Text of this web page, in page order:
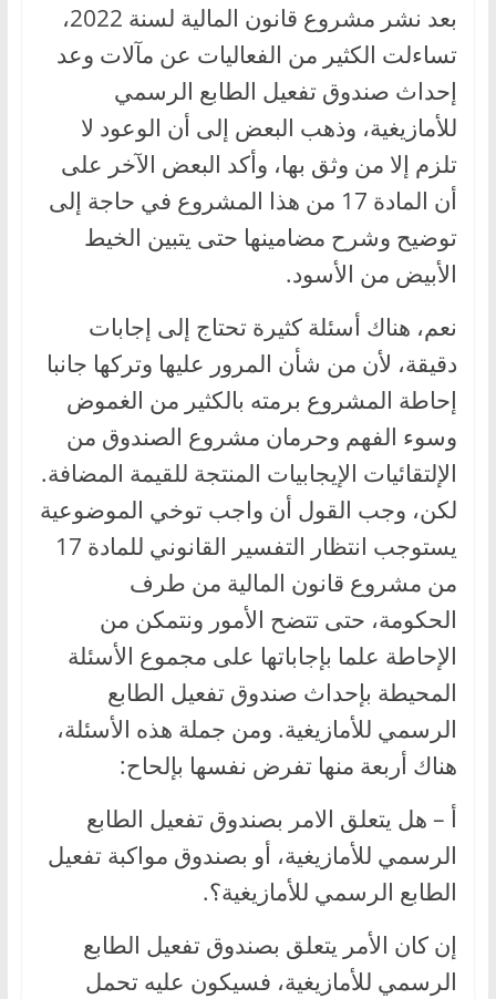
بعد نشر مشروع قانون المالية لسنة 2022،
تساءلت الكثير من الفعاليات عن مآلات وعد
إحداث صندوق تفعيل الطابع الرسمي
للأمازيغية، وذهب البعض إلى أن الوعود لا
تلزم إلا من وثق بها، وأكد البعض الآخر على
أن المادة 17 من هذا المشروع في حاجة إلى
توضيح وشرح مضامينها حتى يتبين الخيط
الأبيض من الأسود.
نعم، هناك أسئلة كثيرة تحتاج إلى إجابات
دقيقة، لأن من شأن المرور عليها وتركها جانبا
إحاطة المشروع برمته بالكثير من الغموض
وسوء الفهم وحرمان مشروع الصندوق من
الإلتقائيات الإيجابيات المنتجة للقيمة المضافة.
لكن، وجب القول أن واجب توخي الموضوعية
يستوجب انتظار التفسير القانوني للمادة 17
من مشروع قانون المالية من طرف
الحكومة، حتى تتضح الأمور ونتمكن من
الإحاطة علما بإجاباتها على مجموع الأسئلة
المحيطة بإحداث صندوق تفعيل الطابع
الرسمي للأمازيغية. ومن جملة هذه الأسئلة،
هناك أربعة منها تفرض نفسها بإلحاح:
أ – هل يتعلق الامر بصندوق تفعيل الطابع
الرسمي للأمازيغية، أو بصندوق مواكبة تفعيل
الطابع الرسمي للأمازيغية؟.
إن كان الأمر يتعلق بصندوق تفعيل الطابع
الرسمي للأمازيغية، فسيكون عليه تحمل